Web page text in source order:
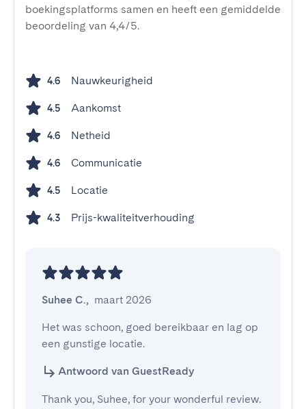
boekingsplatforms samen en heeft een gemiddelde
beoordeling van 4,4/5.
4.6 Nauwkeurigheid
4.5 Aankomst
4.6 Netheid
4.6 Communicatie
4.5 Locatie
4.3 Prijs-kwaliteitverhouding
Suhee C., maart 2026
Het was schoon, goed bereikbaar en lag op
een gunstige locatie.
Antwoord van GuestReady
Thank you, Suhee, for your wonderful review.